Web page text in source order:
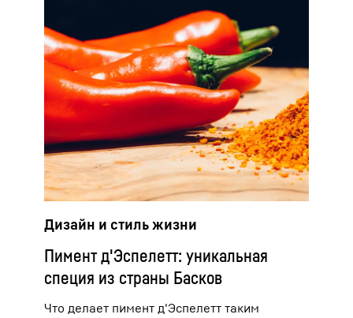
Дизайн и стиль жизни
Пимент д'Эспелетт: уникальная
специя из страны Басков
Что делает пимент д'Эспелетт таким